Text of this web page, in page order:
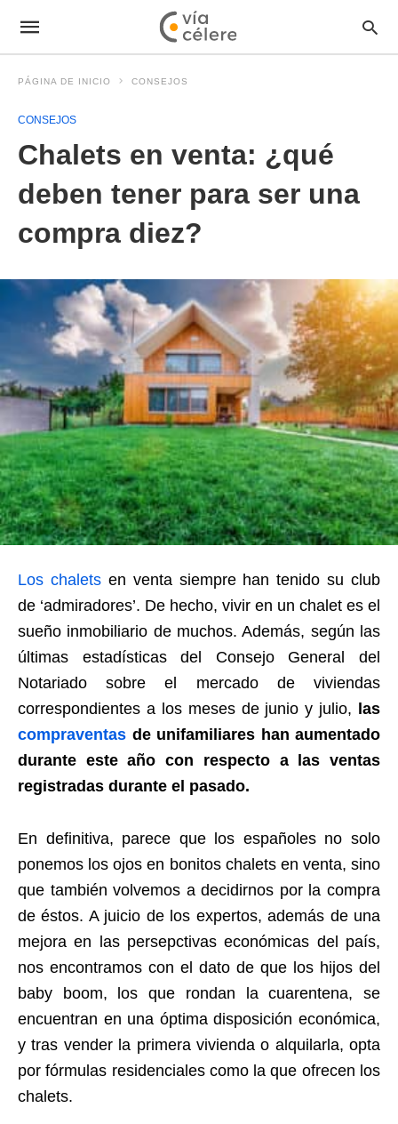
PÁGINA DE INICIO CONSEJOS
CONSEJOS
Chalets en venta: ¿qué
deben tener para ser una
compra diez?
Los chaletsen venta siempre han tenido su club
de ‘admiradores’. De hecho, vivir en un chalet es el
sueño inmobiliario de muchos. Además, según las
últimas estadísticas del Consejo General del
Notariado sobre el mercado de viviendas
correspondientes a los meses de junio y julio, las
compraventas de unifamiliares han aumentado
durante este año con respecto a las ventas
registradas durante el pasado.
En definitiva, parece que los españoles no solo
ponemos los ojos en bonitos chalets en venta, sino
que también volvemos a decidirnos por la compra
de éstos. A juicio de los expertos, además de una
mejora en las persepctivas económicas del país,
nos encontramos con el dato de que los hijos del
baby boom, los que rondan la cuarentena, se
encuentran en una óptima disposición económica,
y tras vender la primera vivienda o alquilarla, opta
por fórmulas residenciales como la que ofrecen los
chalets.